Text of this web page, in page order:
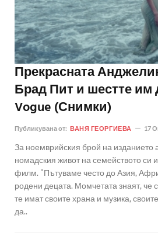
Прекрасната
Брад Пит и шестте им
Vogue (Снимки)
Публикувана от: ВАНЯ ГЕОРГИЕВА 17
За ноемврийския брой на изданието
номадския живот на семейството си
филм. "Пътуваме често до Азия,
родени децата. Момчетата знаят, че
те имат своите храна и музика,
да..